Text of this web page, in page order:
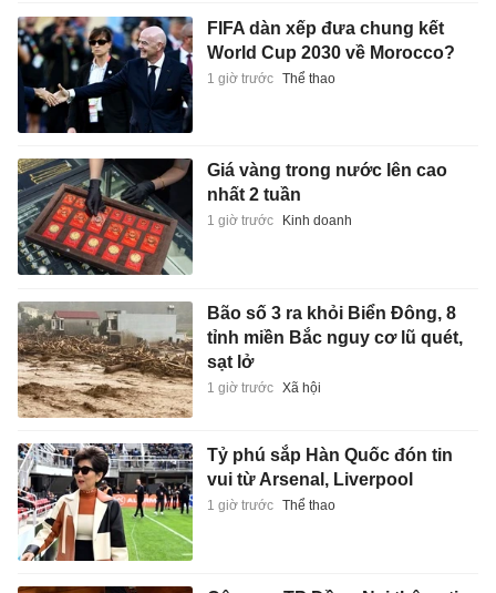
FIFA dàn xếp đưa chung kết
World Cup 2030 về Morocco?
1 giờ trước Thể thao
Giá vàng trong nước lên cao
nhất 2 tuần
1 giờ trước Kinh doanh
Bão số 3 ra khỏi Biển Đông, 8
tỉnh miền Bắc nguy cơ lũ quét,
sạt lở
1 giờ trước Xã hội
Tỷ phú sắp Hàn Quốc đón tin
vui từ Arsenal, Liverpool
1 giờ trước Thể thao